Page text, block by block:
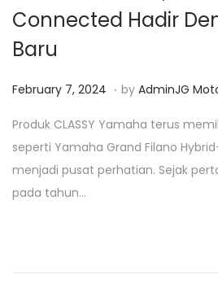
Connected Hadir
Baru
P
s
t
e
d
February 7, 2024 F
b
r
u
. by AdminJG
Produk CLASSY Yamaha terus
seperti Yamaha Grand Filano
menjadi pusat perhatian. Sejak
pada tahun…